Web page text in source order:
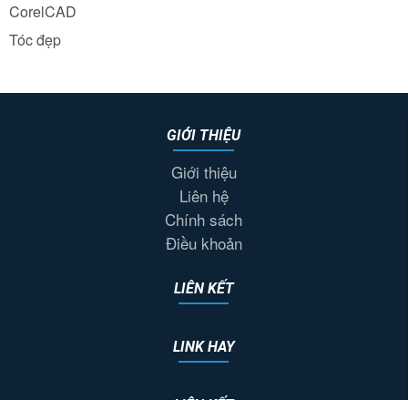
CorelCAD
Tóc đẹp
GIỚI THIỆU
Giới thiệu
Liên hệ
Chính sách
Điều khoản
LIÊN KẾT
LINK HAY